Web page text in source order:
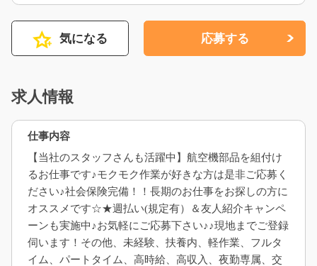
気になる 応募する
求人情報
仕事内容
【当社のスタッフさんも活躍中】航空機部品を組付け
るお仕事です♪モクモク作業が好きな方は是非ご応募く
ださい♪社会保険完備！！長期のお仕事をお探しの方に
オススメです☆★週払い(規定有）＆友人紹介キャンペ
ーンも実施中♪お気軽にご応募下さい♪♪現地までご登録
伺います！その他、未経験、扶養内、軽作業、フルタ
イム、パートタイム、高時給、高収入、夜勤専属、交